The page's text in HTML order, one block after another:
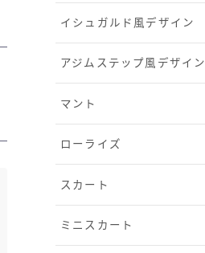
イシュガルド風デザイン
アジムステップ風デザイン
マント
ローライズ
スカート
ミニスカート